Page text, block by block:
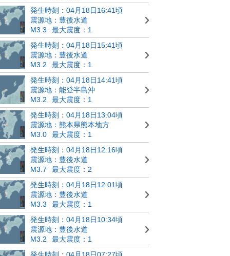
発生時刻：04月18日16:41頃
震源地：豊後水道
M3.3
最大震度：1
発生時刻：04月18日15:41頃
震源地：豊後水道
M3.2
最大震度：1
発生時刻：04月18日14:41頃
震源地：能登半島沖
M3.2
最大震度：1
発生時刻：04月18日13:04頃
震源地：熊本県熊本地方
M3.0
最大震度：1
発生時刻：04月18日12:16頃
震源地：豊後水道
M3.7
最大震度：2
発生時刻：04月18日12:01頃
震源地：豊後水道
M3.3
最大震度：1
発生時刻：04月18日10:34頃
震源地：豊後水道
M3.2
最大震度：1
発生時刻：04月18日07:27頃